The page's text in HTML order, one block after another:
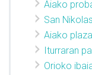
Aiako
San
Aiako
Iturraran
Orioko